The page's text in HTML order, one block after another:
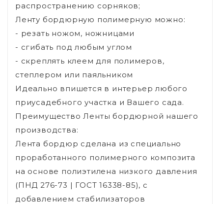
распространению сорняков;
Ленту бордюрную полимерную можно:
- резать ножом, ножницами
- сгибать под любым углом
- скреплять клеем для полимеров,
степлером или паяльником
Идеально впишется в интерьер любого
приусадебного участка и Вашего сада.
Преимущество Ленты бордюрной нашего
производства:
Лента бордюр сделана из специально
проработанного полимерного композита
на основе полиэтилена низкого давления
(ПНД 276-73 | ГОСТ 16338-85), с
добавлением стабилизаторов